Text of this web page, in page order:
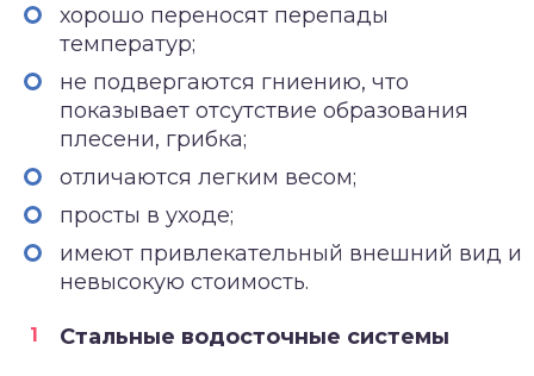
хорошо переносят перепады
температур;
не подвергаются гниению, что
показывает отсутствие образования
плесени, грибка;
отличаются легким весом;
просты в уходе;
имеют привлекательный внешний вид и
невысокую стоимость.
Стальные водосточные системы